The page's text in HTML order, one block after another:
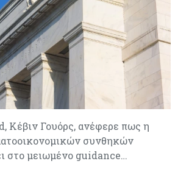
Κέβιν Γουόρς, ανέφερε πως η
συνθηκών
στο μειωμένο guidance…